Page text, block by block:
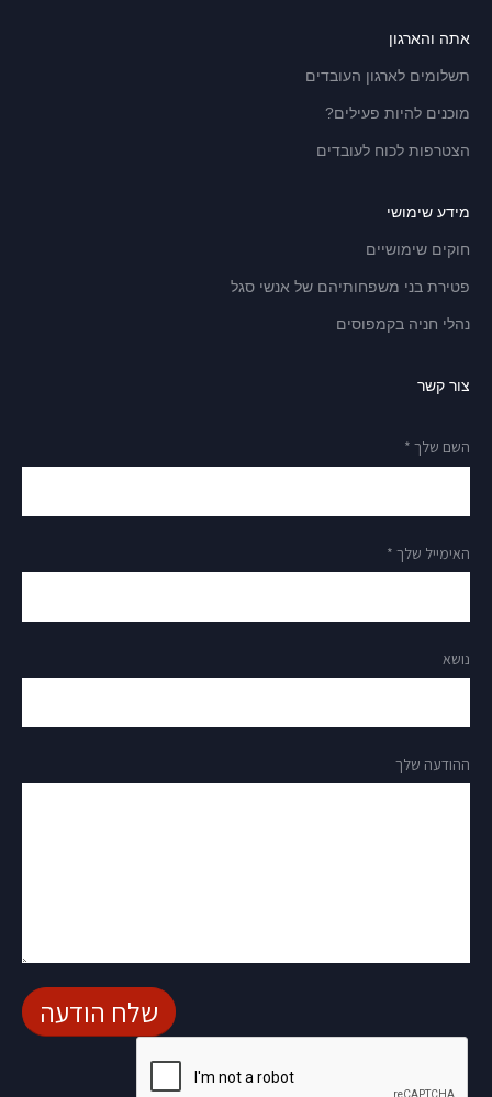
אתה והארגון
תשלומים לארגון העובדים
מוכנים להיות פעילים?
הצטרפות לכוח לעובדים
מידע שימושי
חוקים שימושיים
פטירת בני משפחותיהם של אנשי סגל
נהלי חניה בקמפוסים
צור קשר
השם שלך *
האימייל שלך *
נושא
ההודעה שלך